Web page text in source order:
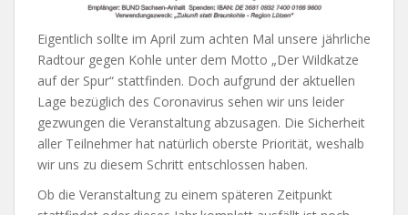
Eigentlich sollte im April zum achten Mal unsere jährliche
Radtour gegen Kohle unter dem Motto „Der Wildkatze
auf der Spur“ stattfinden. Doch aufgrund der aktuellen
Lage bezüglich des Coronavirus sehen wir uns leider
gezwungen die Veranstaltung abzusagen. Die Sicherheit
aller Teilnehmer hat natürlich oberste Priorität, weshalb
wir uns zu diesem Schritt entschlossen haben.
Ob die Veranstaltung zu einem späteren Zeitpunkt